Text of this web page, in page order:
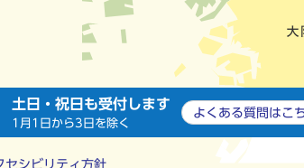
土日・祝日も受付します
1月1日から3日を除く
よくある質問は こ
セシビリティ方針